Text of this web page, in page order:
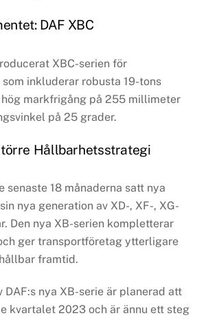
DAF XBC
XBC-serien för
inkluderar robusta 19-tons
markfrigång på 255 millimeter
på 25 grader.
Hållbarhetsstrategi
senaste 18 månaderna satt nya
nya generation av XD-, XF-, XG-
Den nya XB-serien kompletterar
ger transportföretag ytterligare
framtid.
DAF:s nya XB-serie är planerad att
kvartalet 2023 och är ännu ett steg